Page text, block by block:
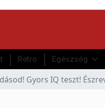
Retro Egészség
Gyors IQ teszt!